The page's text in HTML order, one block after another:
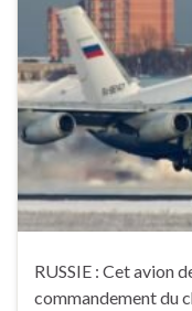
RUSSIE : Cet avion
commandement du